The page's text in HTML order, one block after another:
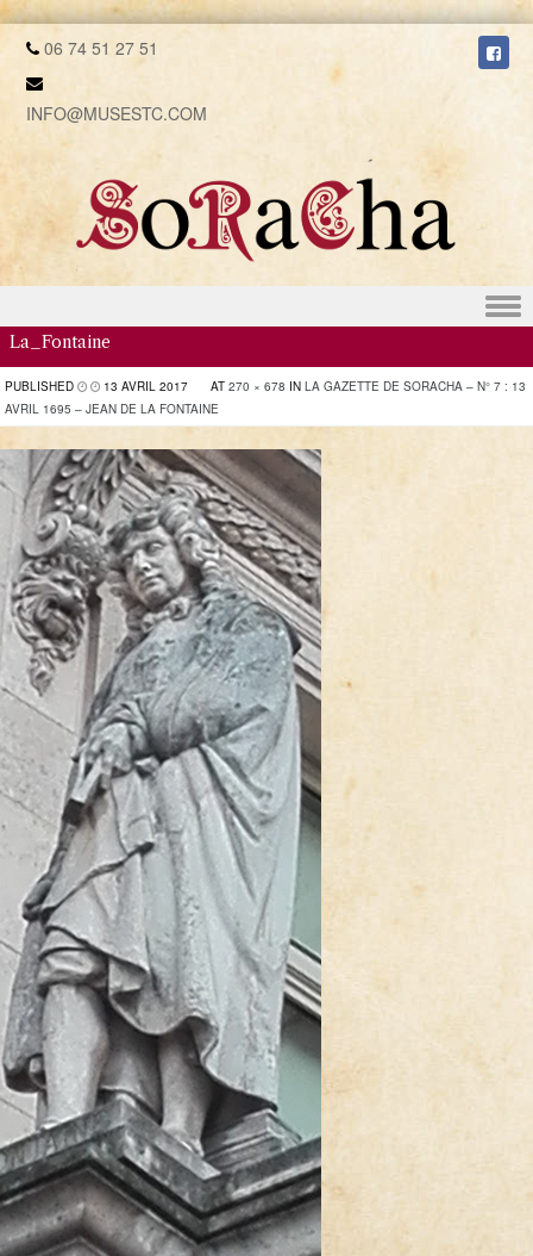
06 74 51 27 51
INFO@MUSESTC.COM
Skip to content
La_Fontaine
PUBLISHED 13 AVRIL 2017 AT 270 × 678 IN LA GAZETTE DE SORACHA – N° 7 : 13
AVRIL 1695 – JEAN DE LA FONTAINE